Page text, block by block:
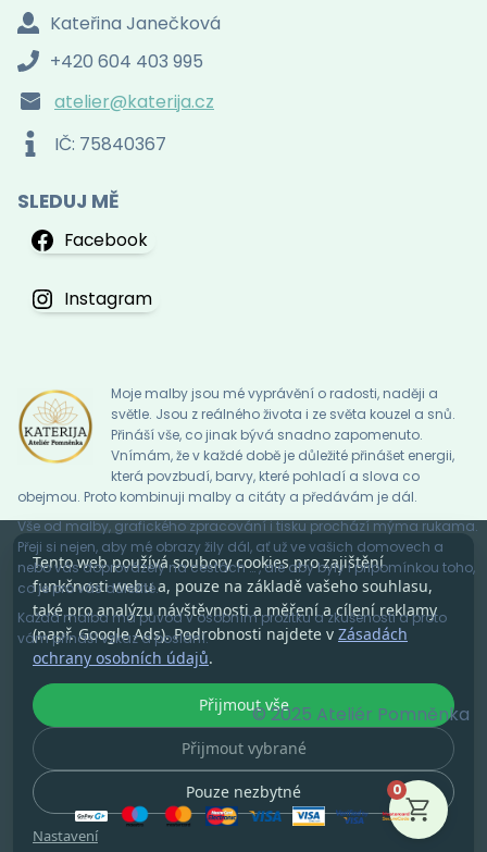
Kateřina Janečková
+420 604 403 995
atelier@katerija.cz
IČ: 75840367
SLEDUJ MĚ
Facebook
Instagram
Moje malby jsou mé vyprávění o radosti, naději a
světle. Jsou z reálného života i ze světa kouzel a snů.
Přináší vše, co jinak bývá snadno zapomenuto.
Vnímám, že v každé době je důležité přinášet energii,
která povzbudí, barvy, které pohladí a slova co
obejmou. Proto kombinuji malby a citáty a předávám je dál.
Vše od malby, grafického zpracování i tisku prochází mýma rukama.
Přeji si nejen, aby mé obrazy žily dál, ať už ve vašich domovech a
nebo vás doprovázely na cestách … , ale aby byly i připomínkou toho,
co je pro vás důležité.
Každá malba má původ v osobním prožitku a zkušenosti a proto
vám přináší vzkaz a poslání.
© 2025 Ateliér Pomněnka
Tento web používá soubory cookies pro zajištění
funkčnosti webu a, pouze na základě vašeho souhlasu,
také pro analýzu návštěvnosti a měření a cílení reklamy
(např. Google Ads). Podrobnosti najdete v Zásadách
ochrany osobních údajů.
Pouze nezbytné
Přijmout vybrané
Přijmout vše
Nastavení
0